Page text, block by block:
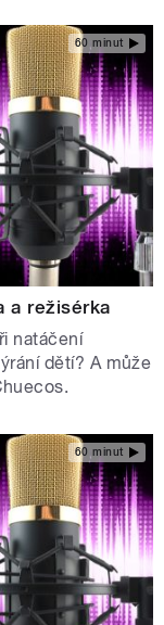
60 minut
a režisérka
natáčení
dětí? A může
60 minut